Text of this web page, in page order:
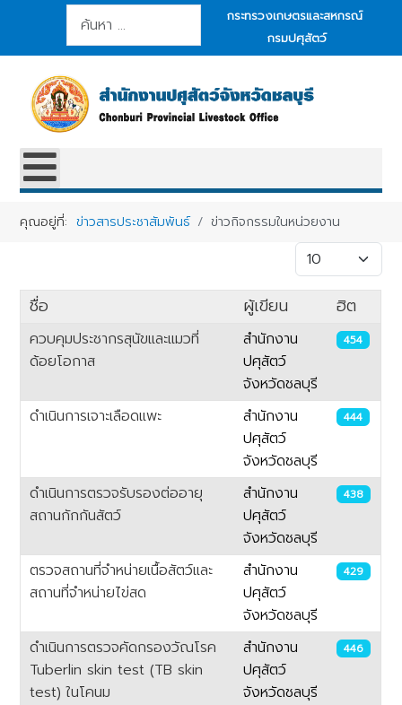
การค้นหา
กระทรวงเกษตรและสหกรณ์
กรมปศุสัตว์
คุณอยู่ที่:ข่าวสารประชาสัมพันธ์
ข่าวกิจกรรมในหน่วยงาน
แสดง #
ชื่อ ผู้เขียน ฮิต
ควบคุมประชากรสุนัขและแมวที่
ด้อยโอกาส
สำนักงาน
ปศุสัตว์
จังหวัดชลบุรี
454
ดำเนินการเจาะเลือดแพะ
สำนักงาน
ปศุสัตว์
จังหวัดชลบุรี
444
ดำเนินการตรวจรับรองต่ออายุ
สถานกักกันสัตว์
สำนักงาน
ปศุสัตว์
จังหวัดชลบุรี
438
ตรวจสถานที่จำหน่ายเนื้อสัตว์และ
สถานที่จำหน่ายไข่สด
สำนักงาน
ปศุสัตว์
จังหวัดชลบุรี
429
ดำเนินการตรวจคัดกรองวัณโรค
Tuberlin skin test (TB skin
test) ในโคนม
สำนักงาน
ปศุสัตว์
จังหวัดชลบุรี
446